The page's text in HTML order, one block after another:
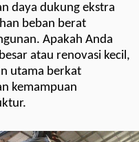
daya dukung ekstra
beban berat
Apakah Anda
atau renovasi kecil,
utama berkat
kemampuan